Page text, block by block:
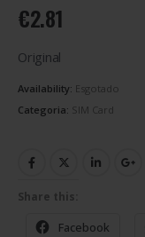
€2.81
Original
Availability: Esgotado
Categoria: SIM Card
Share this:
Facebook